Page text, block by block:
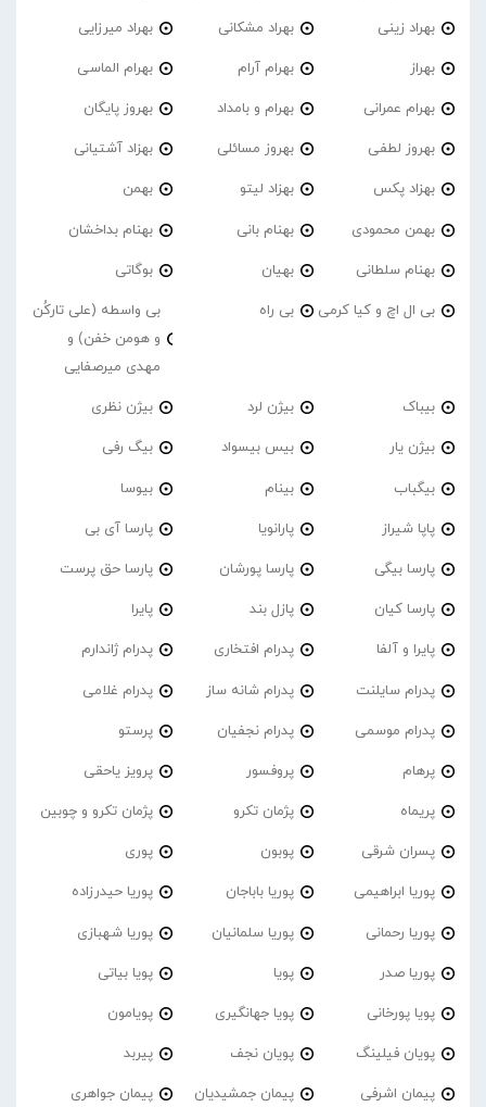
بهراد زینی بهراد مشکانی بهراد میرزایی
بهراز بهرام آرام بهرام الماسی
بهرام عمرانی بهرام و بامداد بهروز پایگان
بهروز لطفی بهروز مسائلی بهزاد آشتیانی
بهزاد پکس بهزاد لیتو بهمن
بهمن محمودی بهنام بانی بهنام بداخشان
بهنام سلطانی بهیان بوگاتی
بی ال اچ و کیا کرمی بی راه
بی واسطه (علی تارکُن
و هومن خفن) و
مهدی میرصفایی
بیباک بیژن لرد بیژن نظری
بیژن یار بیس بیسواد بیگ رفی
بیگباب بینام بیوسا
پاپا شیراز پارانویا پارسا آی بی
پارسا بیگی پارسا پورشان پارسا حق پرست
پارسا کیان پازل بند پایرا
پایرا و آلفا پدرام افتخاری پدرام ژاندارم
پدرام‌ سایلنت پدرام شانه ساز پدرام غلامی
پدرام موسمی پدرام نجفیان پرستو
پرهام پروفسور پرویز یاحقی
پریماه پژمان تکرو پژمان تکرو و چوبین
پسران شرقی پوبون پوری
پوریا ابراهیمی پوریا باباجان پوریا حیدرزاده
پوریا رحمانی پوریا سلمانیان پوریا شهبازی
پوریا صدر پویا پویا بیاتی
پویا پورخانی پویا جهانگیری پویامون
پویان فیلینگ پویان نجف پیربد
پیمان اشرفی پیمان جمشیدیان پیمان جواهری